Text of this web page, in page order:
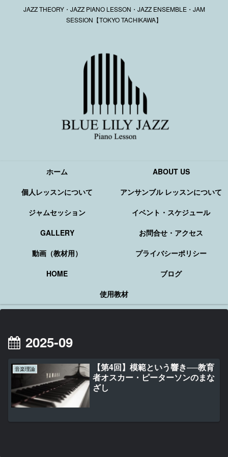
JAZZ THEORY・JAZZ PIANO LESSON・JAZZ ENSEMBLE・JAM
SESSION【TOKYO TACHIKAWA】
ホーム
ABOUT US
個人レッスンについて
アンサンブル レッスンについて
ジャムセッション
イベント・スケジュール
GALLERY
お問合せ・アクセス
動画（教材用）
プライバシーポリシー
HOME
ブログ
使用教材
2025-09
音楽理論
【第4回】模範という響き──教育
者オスカー・ピーターソンのまな
ざし